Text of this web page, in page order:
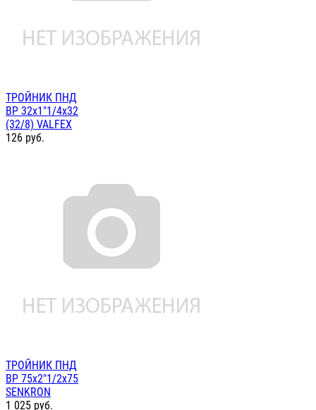
ТРОЙНИК ПНД
ВР 32х1"1/4х32
(32/8) VALFEX
126 руб.
ТРОЙНИК ПНД
ВР 75х2"1/2х75
SENKRON
1 025 руб.